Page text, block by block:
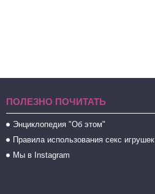
ПОЛЕЗНО ПОЧИТАТЬ
Энциклопедия "Об этом"
Правила использования секс игрушек
Мы в Instagram